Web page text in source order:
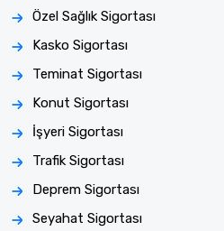
Özel Sağlık Sigortası
Kasko Sigortası
Teminat Sigortası
Konut Sigortası
İşyeri Sigortası
Trafik Sigortası
Deprem Sigortası
Seyahat Sigortası